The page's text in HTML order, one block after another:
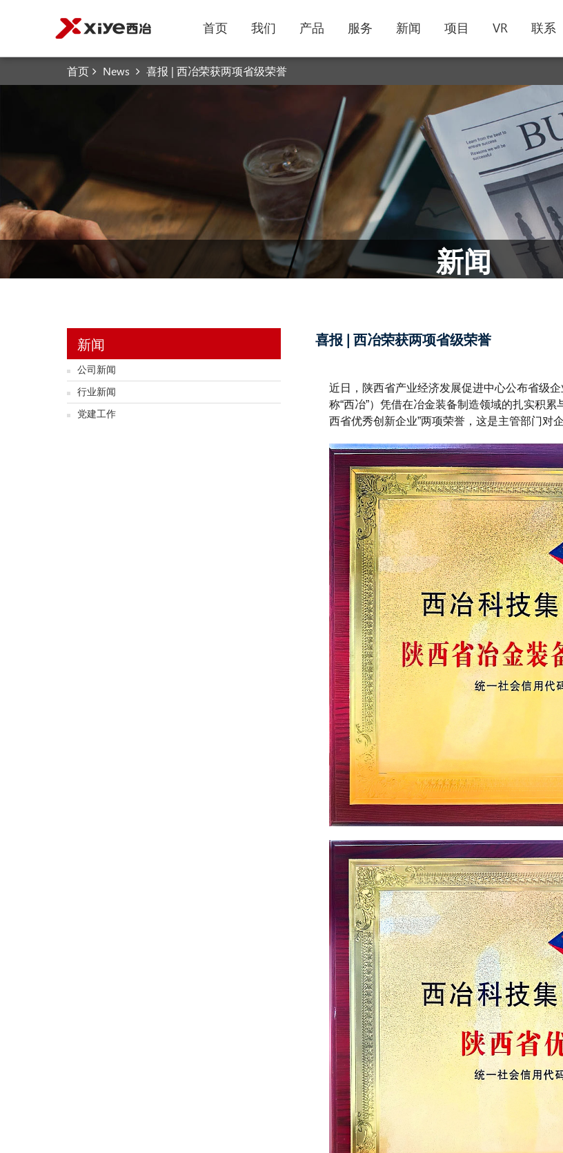
首页 我们 产品 服务 新闻 项目 VR 联系
首页 News 喜报 | 西冶荣获两项省级荣誉
新闻
新闻
公司新闻
行业新闻
党建工作
喜报 | 西冶荣获两项省级荣誉
近日，陕西省产业经济发展促进中心公布省级
称“西冶”）凭借在冶金装备制造领域的扎实积
西省优秀创新企业”两项荣誉，这是主管部门对